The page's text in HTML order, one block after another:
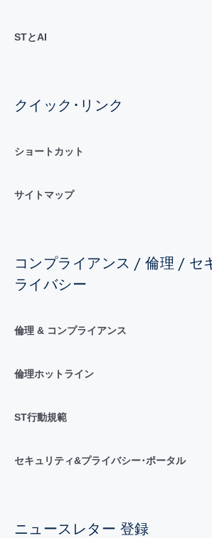
STとAI
クイック･リンク
ショートカット
サイトマップ
コンプライアンス / 倫理 / セ
ライバシー
倫理 & コンプライアンス
倫理ホットライン
ST行動規範
セキュリティ&プライバシー･ポータル
ニュースレター 登録